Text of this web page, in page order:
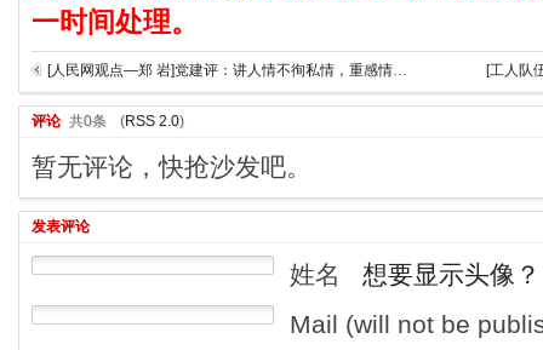
一时间处理。
[工人队
评论 共0条 (RSS 2.0)
暂无评论，快抢沙发吧。
发表评论
姓名
想要显示头像？
Mail (will not be